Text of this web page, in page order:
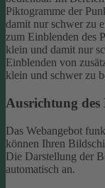
Piktogramme der
damit nur schwer zu
zum Einblenden des
klein und damit nur
Einblenden von
klein und schwer zu
Ausrichtung des
Das Webangebot
können Ihren
Die Darstellung der
automatisch an.